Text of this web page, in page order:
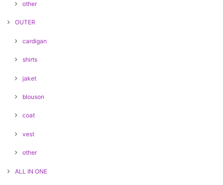
other
OUTER
cardigan
shirts
jaket
blouson
coat
vest
other
ALL IN ONE